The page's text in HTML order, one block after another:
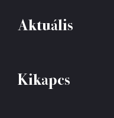
Aktuális
Kikapcs